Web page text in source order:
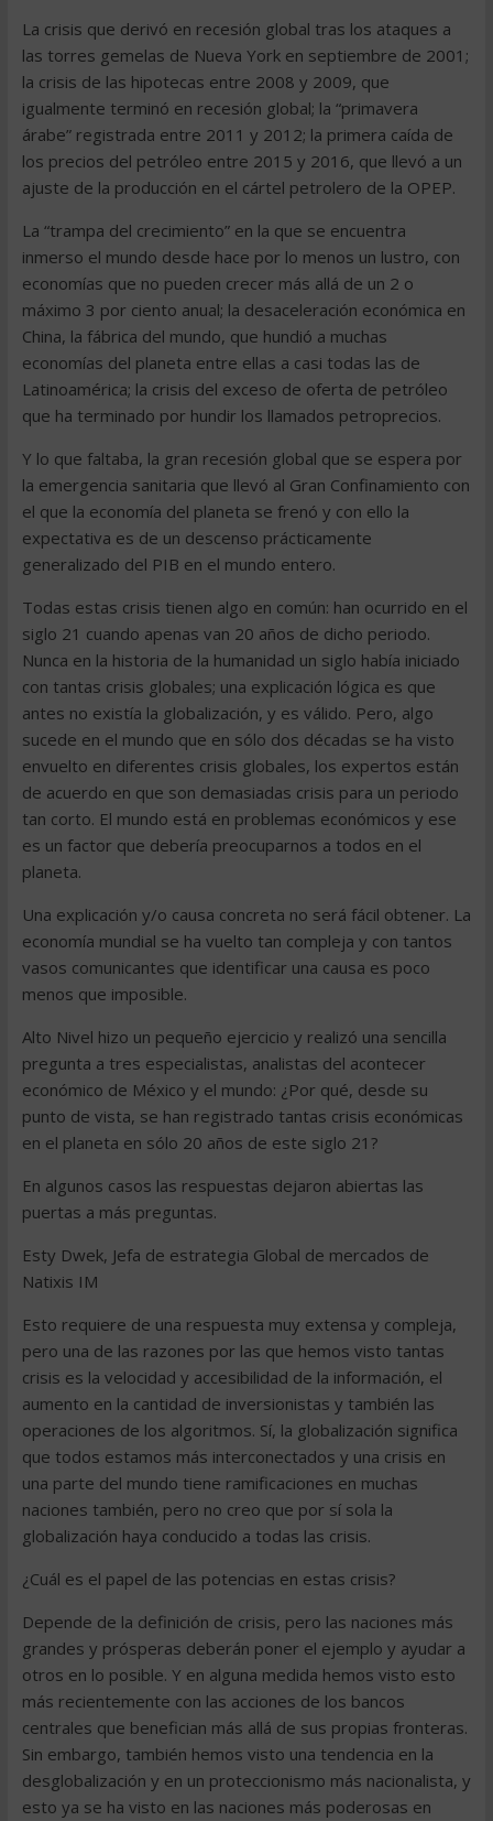
La crisis que derivó en recesión global tras los ataques a
las torres gemelas de Nueva York en septiembre de 2001;
la crisis de las hipotecas entre 2008 y 2009, que
igualmente terminó en recesión global; la “primavera
árabe” registrada entre 2011 y 2012; la primera caída de
los precios del petróleo entre 2015 y 2016, que llevó a un
ajuste de la producción en el cártel petrolero de la OPEP.
La “trampa del crecimiento” en la que se encuentra
inmerso el mundo desde hace por lo menos un lustro, con
economías que no pueden crecer más allá de un 2 o
máximo 3 por ciento anual; la desaceleración económica en
China, la fábrica del mundo, que hundió a muchas
economías del planeta entre ellas a casi todas las de
Latinoamérica; la crisis del exceso de oferta de petróleo
que ha terminado por hundir los llamados petroprecios.
Y lo que faltaba, la gran recesión global que se espera por
la emergencia sanitaria que llevó al Gran Confinamiento con
el que la economía del planeta se frenó y con ello la
expectativa es de un descenso prácticamente
generalizado del PIB en el mundo entero.
Todas estas crisis tienen algo en común: han ocurrido en el
siglo 21 cuando apenas van 20 años de dicho periodo.
Nunca en la historia de la humanidad un siglo había iniciado
con tantas crisis globales; una explicación lógica es que
antes no existía la globalización, y es válido. Pero, algo
sucede en el mundo que en sólo dos décadas se ha visto
envuelto en diferentes crisis globales, los expertos están
de acuerdo en que son demasiadas crisis para un periodo
tan corto. El mundo está en problemas económicos y ese
es un factor que debería preocuparnos a todos en el
planeta.
Una explicación y/o causa concreta no será fácil obtener. La
economía mundial se ha vuelto tan compleja y con tantos
vasos comunicantes que identificar una causa es poco
menos que imposible.
Alto Nivel hizo un pequeño ejercicio y realizó una sencilla
pregunta a tres especialistas, analistas del acontecer
económico de México y el mundo: ¿Por qué, desde su
punto de vista, se han registrado tantas crisis económicas
en el planeta en sólo 20 años de este siglo 21?
En algunos casos las respuestas dejaron abiertas las
puertas a más preguntas.
Esty Dwek, Jefa de estrategia Global de mercados de
Natixis IM
Esto requiere de una respuesta muy extensa y compleja,
pero una de las razones por las que hemos visto tantas
crisis es la velocidad y accesibilidad de la información, el
aumento en la cantidad de inversionistas y también las
operaciones de los algoritmos. Sí, la globalización significa
que todos estamos más interconectados y una crisis en
una parte del mundo tiene ramificaciones en muchas
naciones también, pero no creo que por sí sola la
globalización haya conducido a todas las crisis.
¿Cuál es el papel de las potencias en estas crisis?
Depende de la definición de crisis, pero las naciones más
grandes y prósperas deberán poner el ejemplo y ayudar a
otros en lo posible. Y en alguna medida hemos visto esto
más recientemente con las acciones de los bancos
centrales que benefician más allá de sus propias fronteras.
Sin embargo, también hemos visto una tendencia en la
desglobalización y en un proteccionismo más nacionalista, y
esto ya se ha visto en las naciones más poderosas en